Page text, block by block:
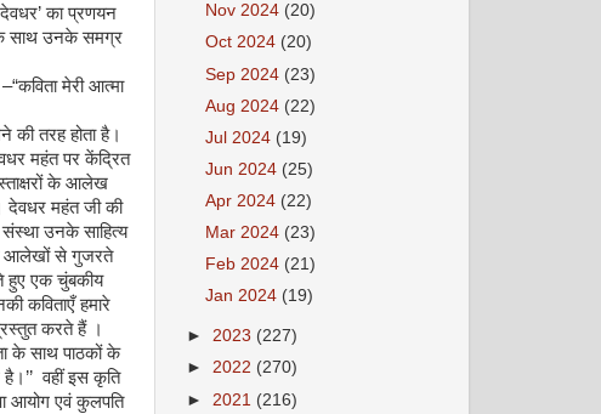
का प्रणयन
के साथ उनके समग्र
मेरी आत्मा
तरह होता है।
महंत पर केंद्रित
के आलेख
देवधर महंत जी की
संस्था उनके साहित्य
आलेखों से गुजरते
हुए एक चुंबकीय
कविताएँ हमारे
करते हैं ।
के साथ पाठकों के
वहीं इस कृति
आयोग एवं कुलपति
Nov 2024 (20)
Oct 2024 (20)
Sep 2024 (23)
Aug 2024 (22)
Jul 2024 (19)
Jun 2024 (25)
Apr 2024 (22)
Mar 2024 (23)
Feb 2024 (21)
Jan 2024 (19)
► 2023 (227)
► 2022 (270)
► 2021 (216)